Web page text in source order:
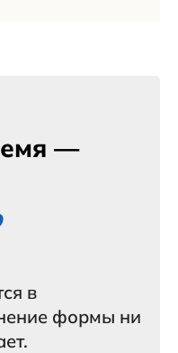
—
в
формы ни